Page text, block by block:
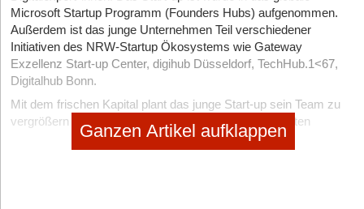
Microsoft Startup Programm (Founders Hubs) aufgenommen.
Außerdem ist das junge Unternehmen Teil verschiedener
Initiativen des NRW-Startup Ökosystems wie Gateway
Exzellenz Start-up Center, digihub Düsseldorf, TechHub.1<67,
Digitalhub Bonn.
Mit dem frischen Kapital plant das junge Start-up sein Team zu
vergrößern und seine Marketing- und Vertriebsaktivitäten
Ganzen Artikel aufklappen